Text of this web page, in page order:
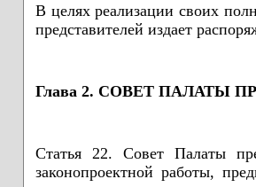
В целях реализации своих
представителей издает
Глава 2. СОВЕТ ПАЛАТЫ
Статья 22. Совет Палаты
законопроектной работы,